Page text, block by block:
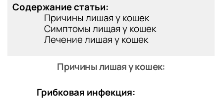
Содержание статьи:
Причины лишая у кошек
Симптомы лищая у кошек
Лечение лишая у кошек
Причины лишая у кошек:
Грибковая инфекция: